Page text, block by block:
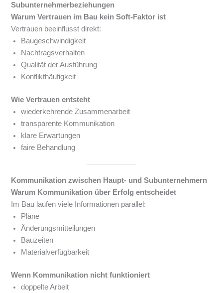
Subunternehmerbeziehungen
Warum Vertrauen im Bau kein Soft-Faktor ist
Vertrauen beeinflusst direkt:
Baugeschwindigkeit
Nachtragsverhalten
Qualität der Ausführung
Konflikthäufigkeit
Wie Vertrauen entsteht
wiederkehrende Zusammenarbeit
transparente Kommunikation
klare Erwartungen
faire Behandlung
Kommunikation zwischen Haupt- und Subunternehmern
Warum Kommunikation über Erfolg entscheidet
Im Bau laufen viele Informationen parallel:
Pläne
Änderungsmitteilungen
Bauzeiten
Materialverfügbarkeit
Wenn Kommunikation nicht funktioniert
doppelte Arbeit